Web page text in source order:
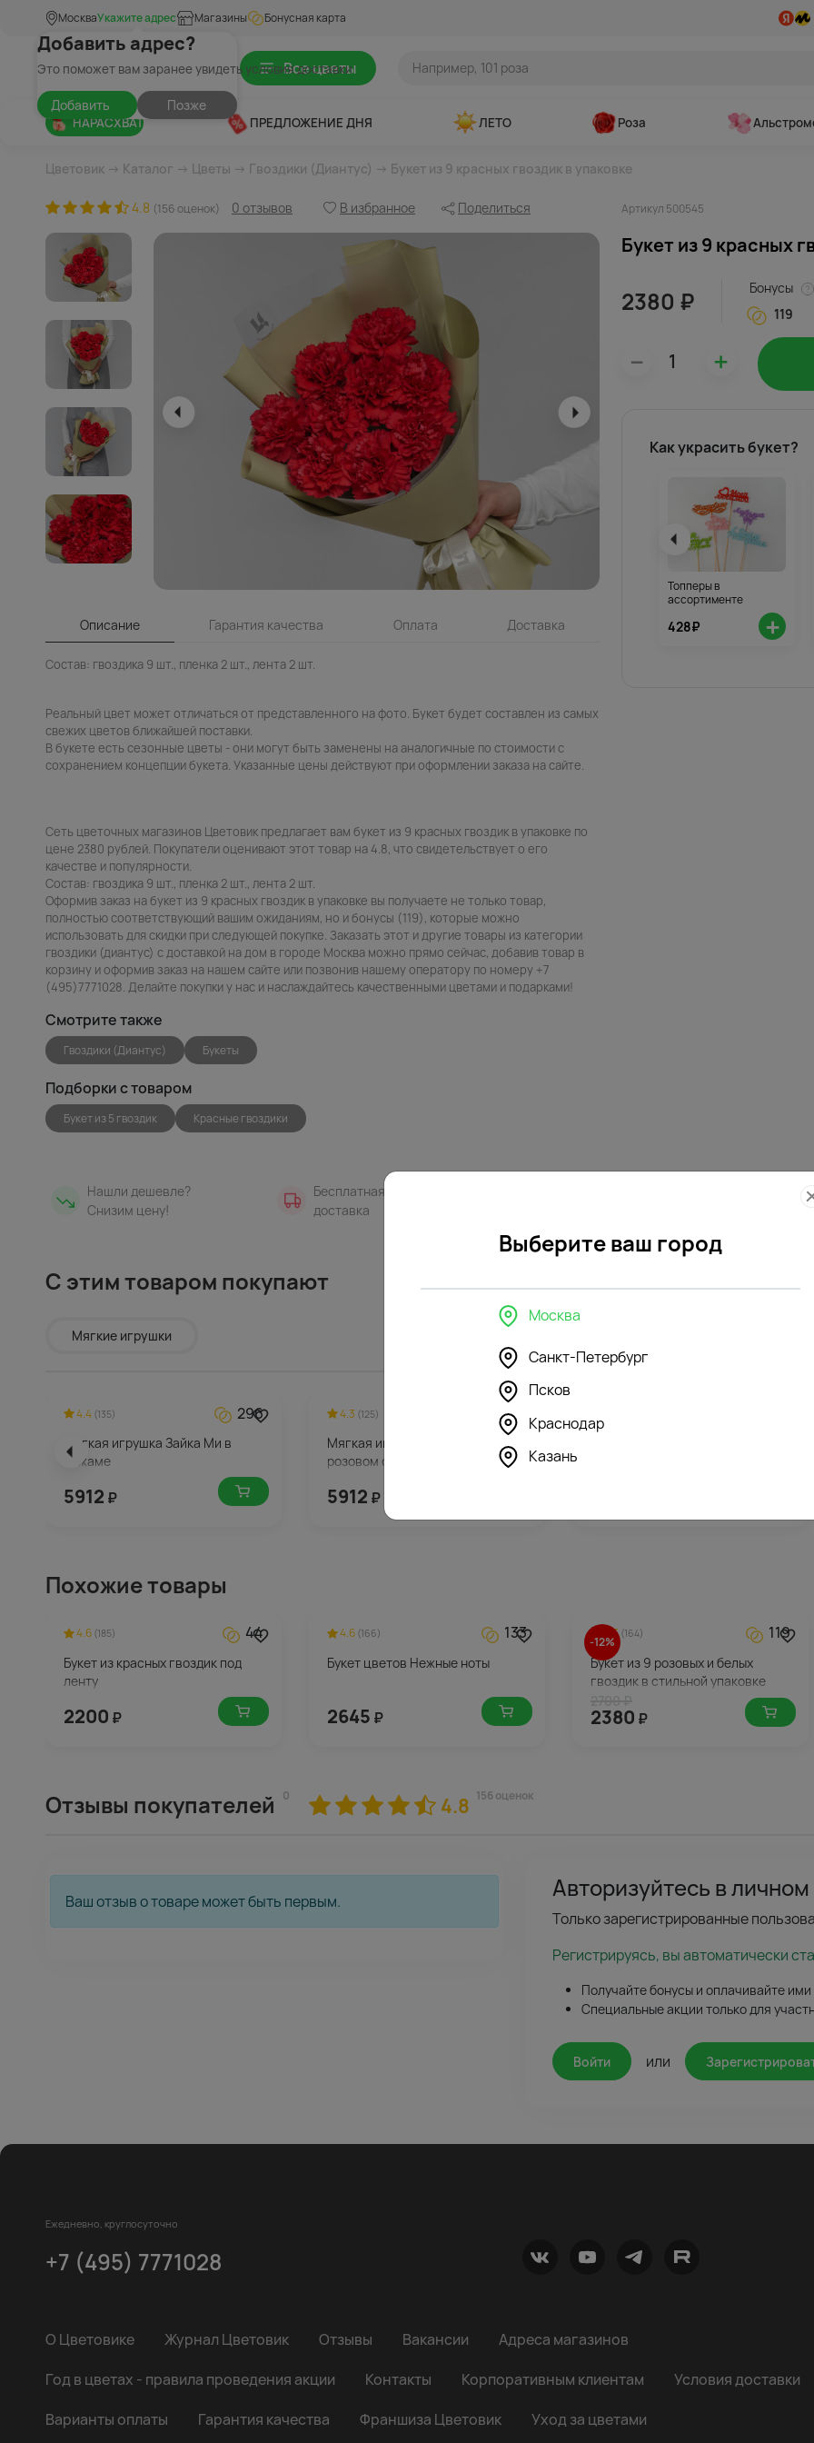
МоскваУкажите адрес
Добавить адрес?
Это поможет вам заранее увидеть условия доставки
Добавить Позже
Магазины Бонусная карта
Все цветы
НАРАСХВАТ ПРЕДЛОЖЕНИЕ ДНЯ ЛЕТО Роза
Цветовик → Каталог → Цветы → Гвоздики (Диантус) → Букет из 9 красных гвоздик в упаковке
4.8 (156 оценок) 0 отзывов В избранное Поделиться Артикул 500545
Описание Гарантия качества Оплата Доставка
Состав: гвоздика 9 шт., пленка 2 шт., лента 2 шт.
Реальный цвет может отличаться от представленного на фото. Букет будет составлен из самых
свежих цветов ближайшей поставки.
В букете есть сезонные цветы - они могут быть заменены на аналогичные по стоимости с
сохранением концепции букета. Указанные цены действуют при оформлении заказа на сайте.
Сеть цветочных магазинов Цветовик предлагает вам букет из 9 красных гвоздик в упаковке по
цене 2380 рублей. Покупатели оценивают этот товар на 4.8, что свидетельствует о его
качестве и популярности.
Состав: гвоздика 9 шт., пленка 2 шт., лента 2 шт.
Оформив заказ на букет из 9 красных гвоздик в упаковке вы получаете не только товар,
полностью соответствующий вашим ожиданиям, но и бонусы (119), которые можно
использовать для скидки при следующей покупке. Заказать этот и другие товары из категории
гвоздики (диантус) с доставкой на дом в городе Москва можно прямо сейчас, добавив товар в
корзину и оформив заказ на нашем сайте или позвонив нашему оператору по номеру +7
(495)7771028. Делайте покупки у нас и наслаждайтесь качественными цветами и подарками!
Букет из 9 красных
2380 ₽
Бонусы
119
– +
Как украсить букет?
Топперы в
ассортименте
428₽ +
Смотрите также
Гвоздики (Диантус) Букеты
Подборки с товаром
Букет из 5 гвоздик Красные гвоздики
Нашли дешевле?
Снизим цену!
Бесплатная
доставка
С этим товаром покупают
Мягкие игрушки
4.4 (135) 296
Мягкая игрушка Зайка Ми в
пижаме
5912 ₽
4.3 (125) 296
Мягкая игрушка Зайка Ми в
розовом сарафане
5912 ₽
Похожие товары
4.6 (185) 44
Букет из красных гвоздик под
ленту
2200 ₽
4.6 (166) 133
Букет цветов Нежные ноты
2645 ₽
-12%
4.3(164) 119
Букет из 9 розовых и белых
гвоздик в стильной упаковке
2380 ₽
Отзывы покупателей 0 4.8 156 оценок
Ваш отзыв о товаре может быть первым. Авторизуйтесь в
Только зарегистрированные
Регистрируясь, вы автоматически
Получайте бонусы и оплачивайте ими
Специальные акции только для
Войти или
Ежедневно, круглосуточно
+7 (495) 7771028
О Цветовике Журнал Цветовик Отзывы Вакансии
Адреса магазинов
Год в цветах - правила проведения акции
Контакты Корпоративным клиентам
Условия доставки
Варианты оплаты
Гарантия качества Франшиза Цветовик Уход за цветами
Выберите ваш город
Москва
Санкт-Петербург
Псков
Краснодар
Казань